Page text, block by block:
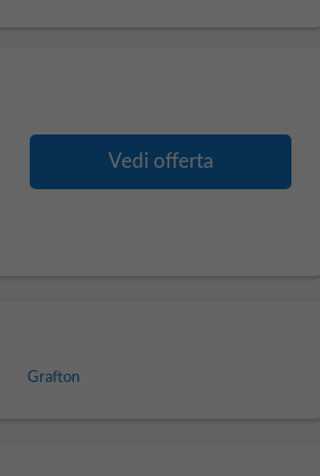
Vedi offerta
Grafton